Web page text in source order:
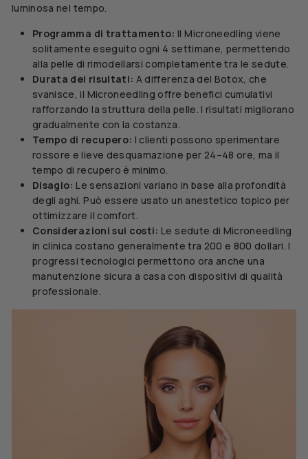
luminosa nel tempo.
Programma di trattamento: Il Microneedling viene
solitamente eseguito ogni 4 settimane, permettendo
alla pelle di rimodellarsi completamente tra le sedute.
Durata dei risultati: A differenza del Botox, che
svanisce, il Microneedling offre benefici cumulativi
rafforzando la struttura della pelle. I risultati migliorano
gradualmente con la costanza.
Tempo di recupero: I clienti possono sperimentare
rossore e lieve desquamazione per 24–48 ore, ma il
tempo di recupero è minimo.
Disagio: Le sensazioni variano in base alla profondità
degli aghi. Può essere usato un anestetico topico per
ottimizzare il comfort.
Considerazioni sui costi: Le sedute di Microneedling
in clinica costano generalmente tra 200 e 800 dollari. I
progressi tecnologici permettono ora anche una
manutenzione sicura a casa con dispositivi di qualità
professionale.